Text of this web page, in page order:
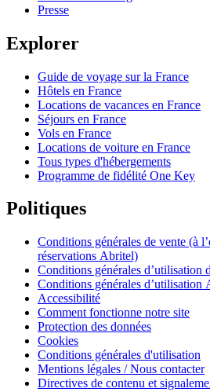
Presse
Explorer
Guide de voyage sur la France
Hôtels en France
Locations de vacances en France
Séjours en France
Vols en France
Locations de voiture en France
Tous types d'hébergements
Programme de fidélité One Key
Politiques
Conditions générales de vente (à
réservations Abritel)
Conditions générales
Conditions générales d’utilisation
Accessibilité
Comment fonctionne notre site
Protection des données
Cookies
Conditions générales d'utilisation
Mentions légales / Nous contacter
Directives de contenu et